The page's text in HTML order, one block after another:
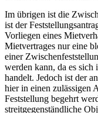
Im übrigen ist die
ist der
Vorliegen eines
Mietvertrages nur eine
einer
werden kann, da es
handelt. Jedoch ist der
hier in einen zulässigen
Feststellung begehrt
streitgegenständliche